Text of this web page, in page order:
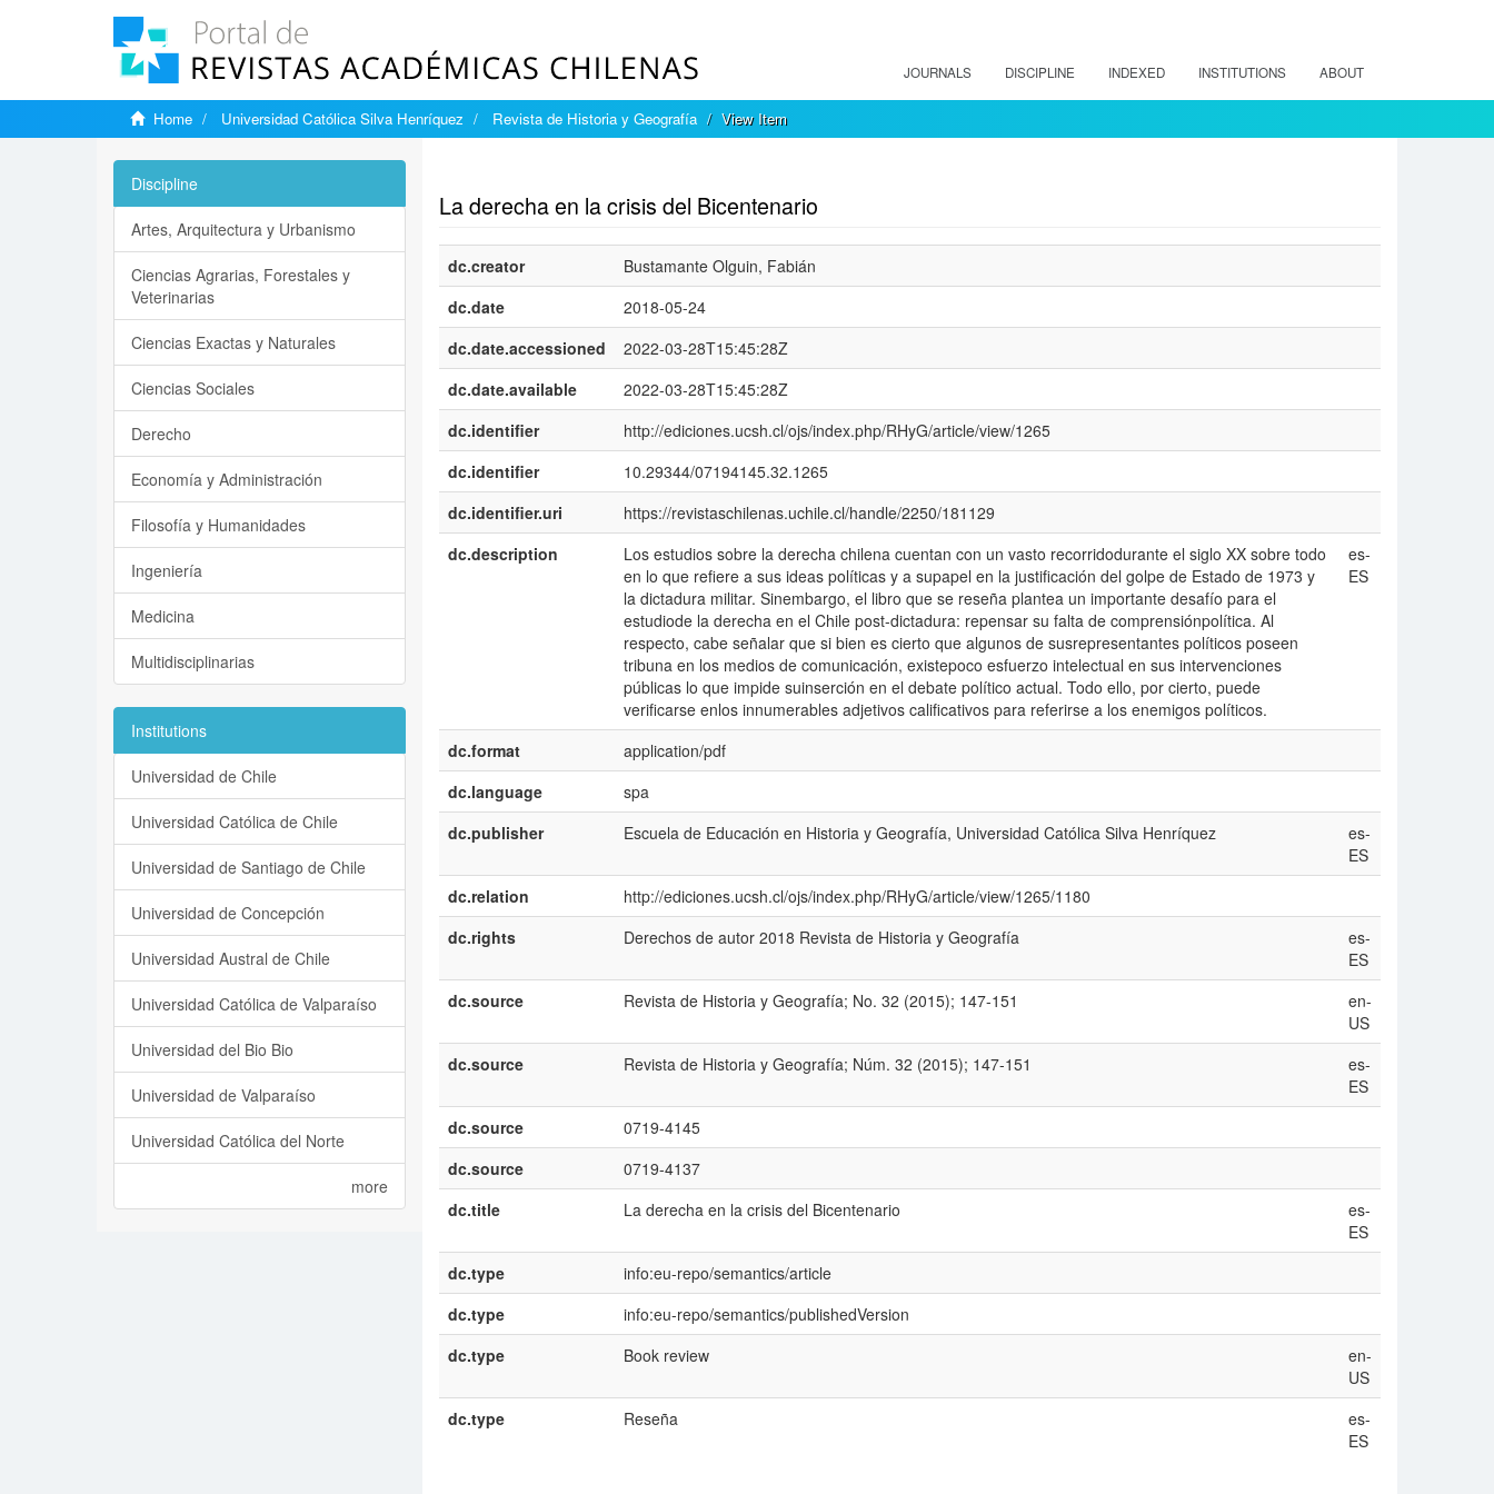
JOURNALS DISCIPLINE INDEXED INSTITUTIONS ABOUT
Home Universidad Católica Silva Henríquez Revista de Historia y Geografía View Item
La derecha en la crisis del Bicentenario
dc.creator
Bustamante Olguin, Fabián
dc.date
2018-05-24
dc.date.accessioned
2022-03-28T15:45:28Z
dc.date.available
2022-03-28T15:45:28Z
dc.identifier
http://ediciones.ucsh.cl/ojs/index.php/RHyG/article/view/1265
dc.identifier
10.29344/07194145.32.1265
dc.identifier.uri
https://revistaschilenas.uchile.cl/handle/2250/181129
dc.description
Los estudios sobre la derecha chilena cuentan con un vasto recorridodurante el siglo XX sobre todo
en lo que refiere a sus ideas polí­ticas y a supapel en la justificación del golpe de Estado de 1973 y
la dictadura militar. Sinembargo, el libro que se reseña plantea un importante desafí­o para el
estudiode la derecha en el Chile post-dictadura: repensar su falta de comprensiónpolí­tica. Al
respecto, cabe señalar que si bien es cierto que algunos de susrepresentantes polí­ticos poseen
tribuna en los medios de comunicación, existepoco esfuerzo intelectual en sus intervenciones
públicas lo que impide suinserción en el debate polí­tico actual. Todo ello, por cierto, puede
verificarse enlos innumerables adjetivos calificativos para referirse a los enemigos polí­ticos.
es-
ES
dc.format
application/pdf
dc.language
spa
dc.publisher
Escuela de Educación en Historia y Geografí­a, Universidad Católica Silva Henrí­quez
es-
ES
dc.relation
http://ediciones.ucsh.cl/ojs/index.php/RHyG/article/view/1265/1180
dc.rights
Derechos de autor 2018 Revista de Historia y Geografí­a
es-
ES
dc.source
Revista de Historia y Geografí­a; No. 32 (2015); 147-151
en-
US
dc.source
Revista de Historia y Geografí­a; Núm. 32 (2015); 147-151
es-
ES
dc.source
0719-4145
dc.source
0719-4137
dc.title
La derecha en la crisis del Bicentenario
es-
ES
dc.type
info:eu-repo/semantics/article
dc.type
info:eu-repo/semantics/publishedVersion
dc.type
Book review
en-
US
dc.type
Reseña
es-
ES
Discipline
Artes, Arquitectura y Urbanismo
Ciencias Agrarias, Forestales y
Veterinarias
Ciencias Exactas y Naturales
Ciencias Sociales
Derecho
Economía y Administración
Filosofía y Humanidades
Ingeniería
Medicina
Multidisciplinarias
Institutions
Universidad de Chile
Universidad Católica de Chile
Universidad de Santiago de Chile
Universidad de Concepción
Universidad Austral de Chile
Universidad Católica de Valparaíso
Universidad del Bio Bio
Universidad de Valparaíso
Universidad Católica del Norte
more